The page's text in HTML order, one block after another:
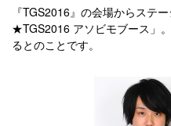
『TGS2016』の会場からステ
★TGS2016 アソビモブース」
るとのことです。